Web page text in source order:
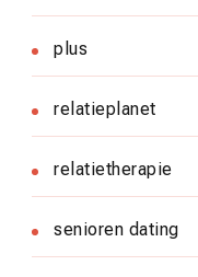
plus
relatieplanet
relatietherapie
senioren dating